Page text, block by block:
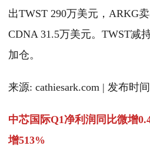
出TWST 290万美元，ARKG
CDNA 31.5万美元。TWST减
加仓。
来源: cathiesark.com | 发布时
中芯国际Q1净利润同比微增
增513%